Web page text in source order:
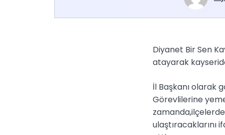
Diyanet Bir Sen
atayarak
İl Başkanı olarak
Görevlilerine
ulaştıracaklarını